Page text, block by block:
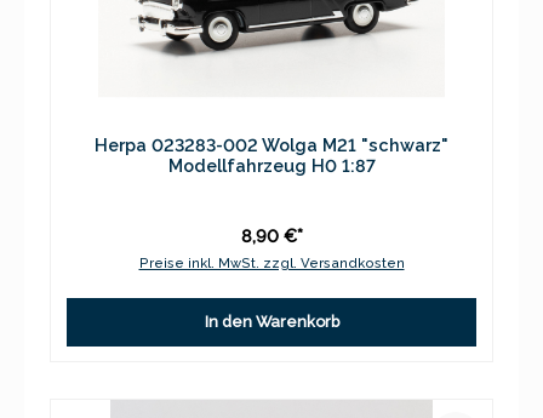
Herpa 023283-002 Wolga M21 "schwarz"
Modellfahrzeug H0 1:87
8,90 €*
Preise inkl. MwSt. zzgl. Versandkosten
In den Warenkorb